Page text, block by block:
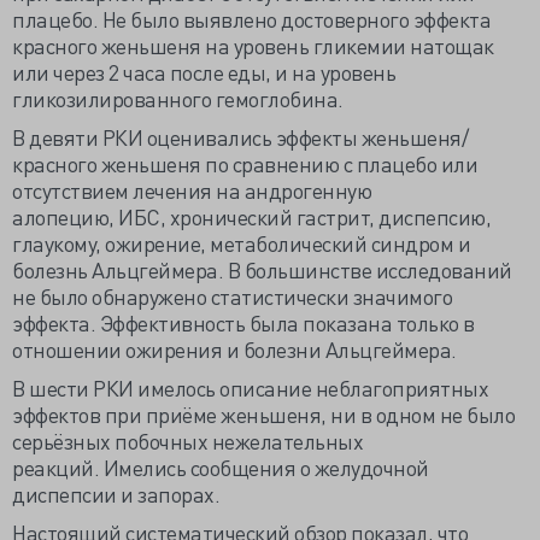
плацебо. Не было выявлено достоверного эффекта
красного женьшеня на уровень гликемии натощак
или через 2 часа после еды, и на уровень
гликозилированного гемоглобина.
В девяти РКИ оценивались эффекты женьшеня/
красного женьшеня по сравнению с плацебо или
отсутствием лечения на андрогенную
алопецию, ИБС, хронический гастрит, диспепсию,
глаукому, ожирение, метаболический синдром и
болезнь Альцгеймера. В большинстве исследований
не было обнаружено статистически значимого
эффекта. Эффективность была показана только в
отношении ожирения и болезни Альцгеймера.
В шести РКИ имелось описание неблагоприятных
эффектов при приёме женьшеня, ни в одном не было
серьёзных побочных нежелательных
реакций. Имелись сообщения о желудочной
диспепсии и запорах.
Настоящий систематический обзор показал, что